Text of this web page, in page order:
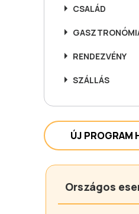
CSALÁD
RENDEZVÉNY
SZÁLLÁS
ÚJ PROGRAM
Országos